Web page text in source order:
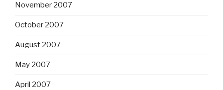
November 2007
October 2007
August 2007
May 2007
April 2007